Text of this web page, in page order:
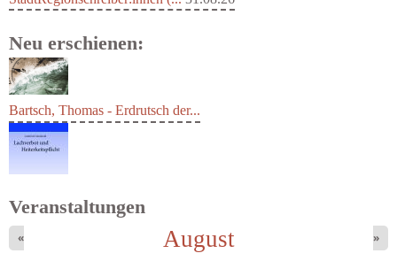
Neu erschienen:
Bartsch, Thomas - Erdrutsch der...
Meinhold, Gottfried - Lachverbot...
Veranstaltungen
August
« »